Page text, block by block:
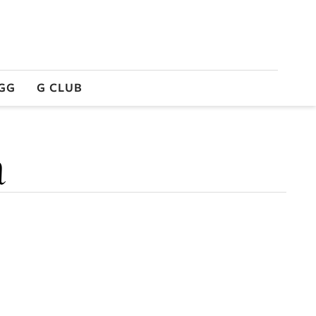
G CLUB